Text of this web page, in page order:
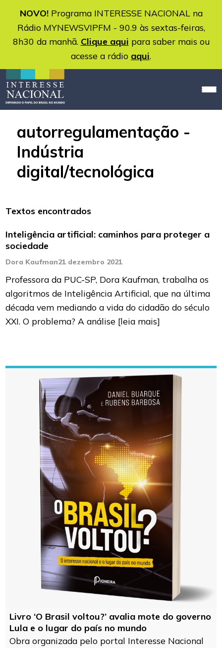
NOVO!Programa INTERESSE NACIONAL na
Rádio MYNEWSVIPFM - 90.9 às sextas-feiras,
8h30 da manhã. Clique aqui para saber mais ou
acesse a rádio aqui.
autorregulamentação -
Indústria
digital/tecnológica
Textos encontrados
Inteligência artificial: caminhos para proteger a
sociedade
Dora Kaufman21 dezembro 2021
Professora da PUC-SP, Dora Kaufman, trabalha os
algoritmos de Inteligência Artificial, que na última
década vem mediando a vida do cidadão do século
XXI. O problema? A análise [leia mais]
Livro ‘O Brasil voltou?’ avalia mote do governo
Lula e o lugar do país no mundo
Obra organizada pelo portal Interesse Nacional